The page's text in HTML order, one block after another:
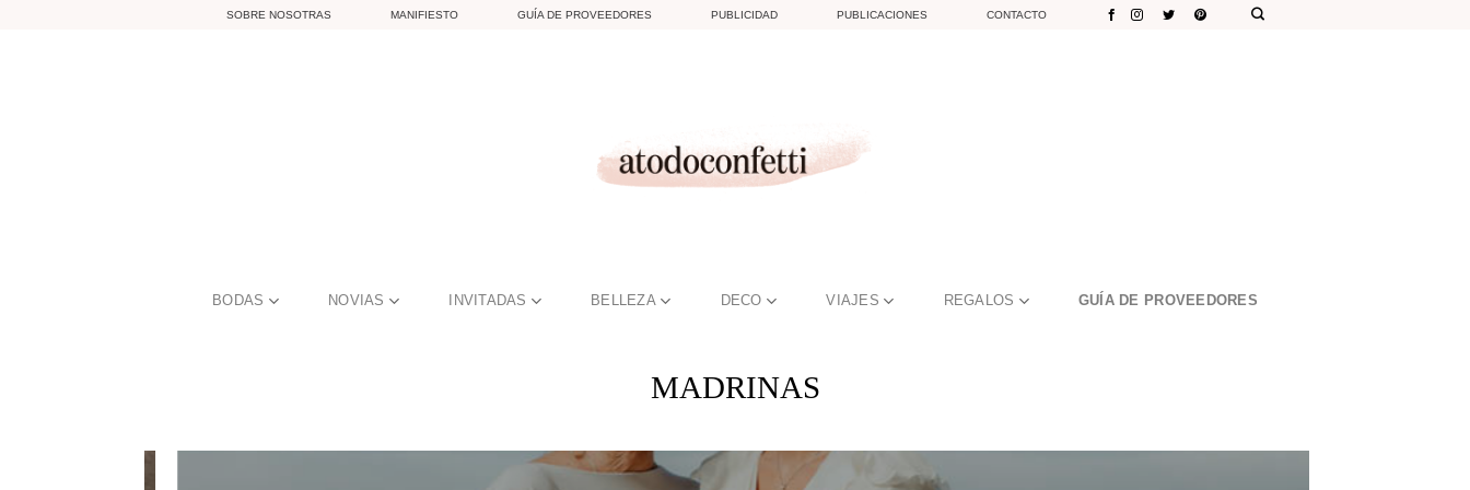
SOBRE NOSOTRAS MANIFIESTO GUÍA DE PROVEEDORES PUBLICIDAD PUBLICACIONES CONTACTO
BODAS NOVIAS INVITADAS BELLEZA DECO VIAJES REGALOS GUÍA DE PROVEEDORES
MADRINAS